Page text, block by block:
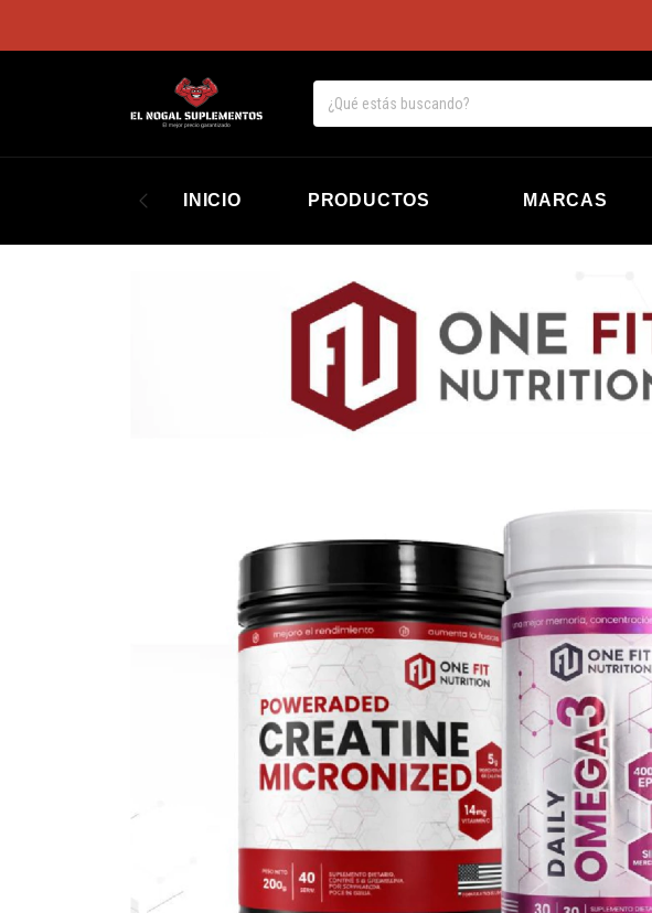
INICIO PRODUCTOS MARCAS